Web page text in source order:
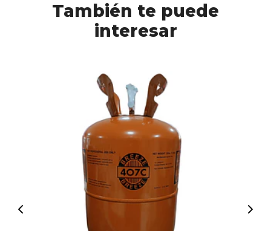
También te puede
interesar